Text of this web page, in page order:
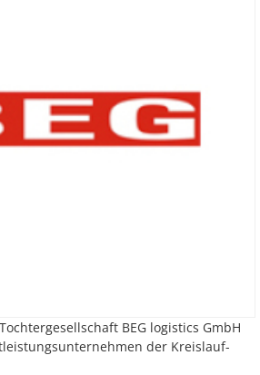
BEG logistics GmbH
der Kreislauf-